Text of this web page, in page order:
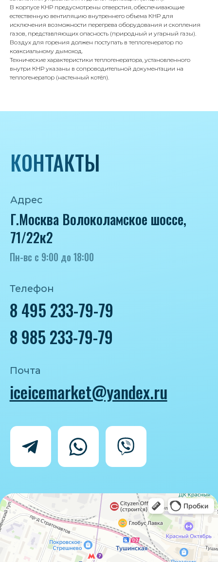
В корпусе КНР предусмотрены отверстия, обеспечивающие
естественную вентиляцию внутреннего объема КНР для
исключения возможности перегрева оборудования и скопления
газов, представляющих опасность (природный и угарный газы).
Воздух для горения должен поступать в теплогенератор по
коаксиальному дымоход.
Технические характеристики теплогенератора, установленного
внутри КНР указаны в сопроводительной документации на
теплогенератор (настенный котёл).
Адрес
Г.Москва Волоколамское шоссе,
71/22к2
Пн-вс с 9:00 до 18:00
Телефон
8 495 233-79-79
данных
IceIceMarket © 2025